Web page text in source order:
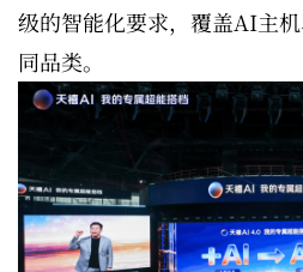
级的智能化要求，覆盖AI主
同品类。